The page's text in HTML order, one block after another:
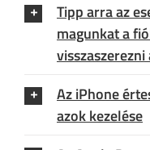
Tipp arra az
magunkat a
Az iPhone
azok kezelése